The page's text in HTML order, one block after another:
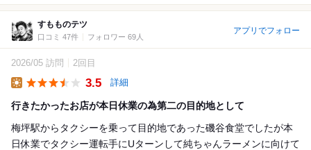
すもものテツ
口コミ 47件 フォロワー 69人
アプリでフォロー
2026/05 訪問 2回目
3.5 詳細
行きたかったお店が本日休業の為第二の目的地として
梅坪駅からタクシーを乗って目的地であった磯谷食堂でしたが本
日休業でタクシー運転手にUターンして純ちゃんラーメンに向けて